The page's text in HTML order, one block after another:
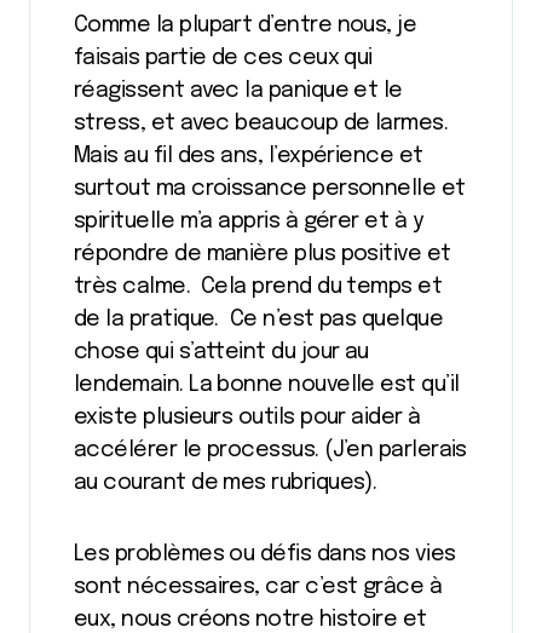
Comme la plupart d’entre nous, je
faisais partie de ces ceux qui
réagissent avec la panique et le
stress, et avec beaucoup de larmes.
Mais au fil des ans, l’expérience et
surtout ma croissance personnelle et
spirituelle m’a appris à gérer et à y
répondre de manière plus positive et
très calme. Cela prend du temps et
de la pratique. Ce n’est pas quelque
chose qui s’atteint du jour au
lendemain. La bonne nouvelle est qu’il
existe plusieurs outils pour aider à
accélérer le processus. (J’en parlerais
au courant de mes rubriques).
Les problèmes ou défis dans nos vies
sont nécessaires, car c’est grâce à
eux, nous créons notre histoire et